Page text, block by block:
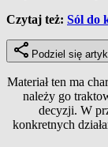
Czytaj też: Sól do
Podziel się
Materiał ten ma
należy go
decyzji. W
konkretnych